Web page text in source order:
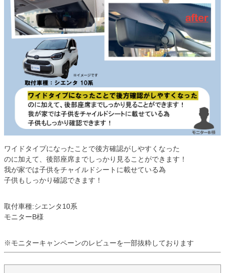
ワイドタイプになったことで後方確認がしやすくなった
のに加えて、後部座席までしっかり見ることができます！
我が家では子供をチャイルドシートに載せている為
子供もしっかり確認できます！
取付車種:シエンタ10系
モニターB様
※モニターキャンペーンのレビューを一部抜粋しております